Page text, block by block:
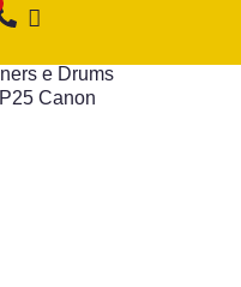
e Drums
Canon